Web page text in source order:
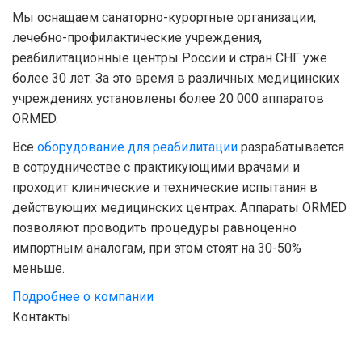
Мы оснащаем санаторно-курортные организации,
лечебно-профилактические учреждения,
реабилитационные центры России и стран СНГ уже
более 30 лет. За это время в различных медицинских
учреждениях установлены более 20 000 аппаратов
ORMED.
Всё оборудование для реабилитации разрабатывается
в сотрудничестве с практикующими врачами и
проходит клинические и технические испытания в
действующих медицинских центрах. Аппараты ORMED
позволяют проводить процедуры равноценно
импортным аналогам, при этом стоят на 30-50%
меньше.
Подробнее о компании
Контакты